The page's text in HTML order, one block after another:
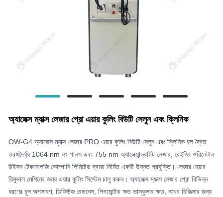
অ্যালেক্স ম্যাক্স লেজার প্রো এয়ার কুলিং বিউটি সেলুন এবং ক্লিনিক
OW-G4 অ্যালেক্স ম্যাক্স লেজার PRO এয়ার কুলিং বিউটি সেলুন এবং ক্লিনিক হল দ্বৈত
তরঙ্গদৈর্ঘ্য 1064 nm লং-পালস এবং 755 nm অ্যালেক্সান্ড্রাইট লেজার, বেইজিং ওরিনেটাল
উইসন টেকনোলজি কোম্পানি লিমিটেড দ্বারা নির্মিত একটি উন্নত প্রযুক্তি। লেজার হেয়ার
রিমুভাল মেশিনের জন্য এয়ার কুলিং সিস্টেম চালু করুন। অ্যালেক্স ম্যাক্স লেজার প্রো বিভিন্ন
ধরণের চুল অপসারণ, ডিফিউজ রেডনেস, পিগমেন্টেড ক্ষত ভাস্কুলার ক্ষত, নখের চিকিত্সার জন্য